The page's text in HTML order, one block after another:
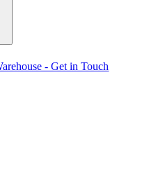
- Get in Touch